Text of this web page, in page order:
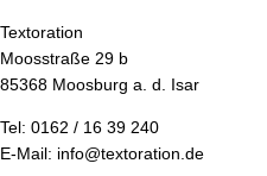
Textoration
Moosstraße 29 b
85368 Moosburg a. d. Isar
Tel: 0162 / 16 39 240
E-Mail: info@textoration.de